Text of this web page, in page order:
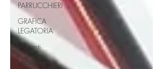
PARRUCCHIERI
GRAFICA
LEGATORIA
Impianti
Idraulici